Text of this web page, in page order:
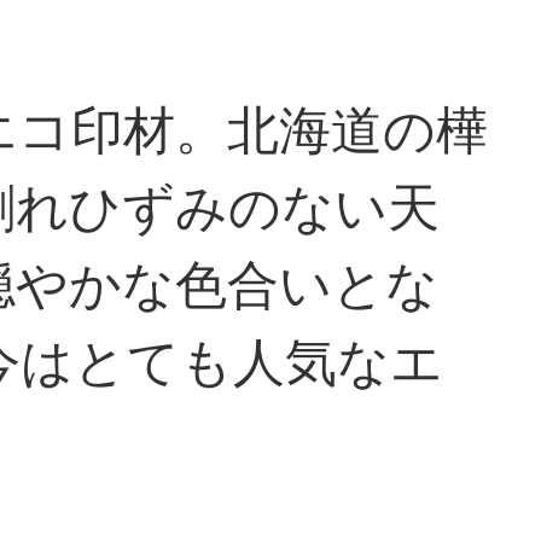
印材。北海道の樺
ひずみのない天
かな色合いとな
とても人気なエ